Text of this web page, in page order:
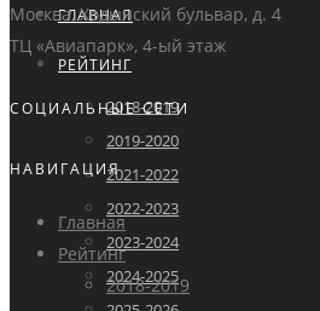
ГЛАВНАЯ
РЕЙТИНГ
2018-2019
2019-2020
2021-2022
2022-2023
2023-2024
2024-2025
Москва, Ходынский бульвар, д. 4
ТЦ «Авиапарк», 4-ый этаж
СОЦИАЛЬНЫЕ СЕТИ
НАВИГАЦИЯ
Главная
Рейтинг
2018-2019